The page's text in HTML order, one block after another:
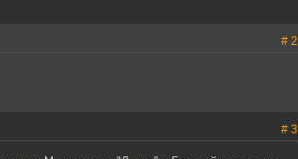
# 2
# 3